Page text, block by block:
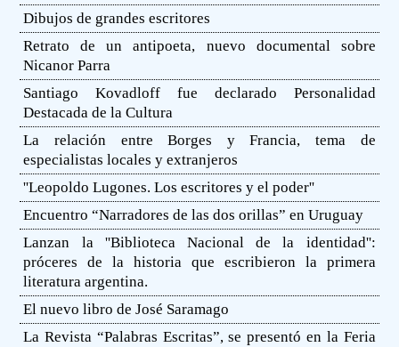
Dibujos de grandes escritores
Retrato de un antipoeta, nuevo documental sobre
Nicanor Parra
Santiago Kovadloff fue declarado Personalidad
Destacada de la Cultura
La relación entre Borges y Francia, tema de
especialistas locales y extranjeros
''Leopoldo Lugones. Los escritores y el poder''
Encuentro “Narradores de las dos orillas” en Uruguay
Lanzan la ''Biblioteca Nacional de la identidad'':
próceres de la historia que escribieron la primera
literatura argentina.
El nuevo libro de José Saramago
La Revista “Palabras Escritas”, se presentó en la Feria